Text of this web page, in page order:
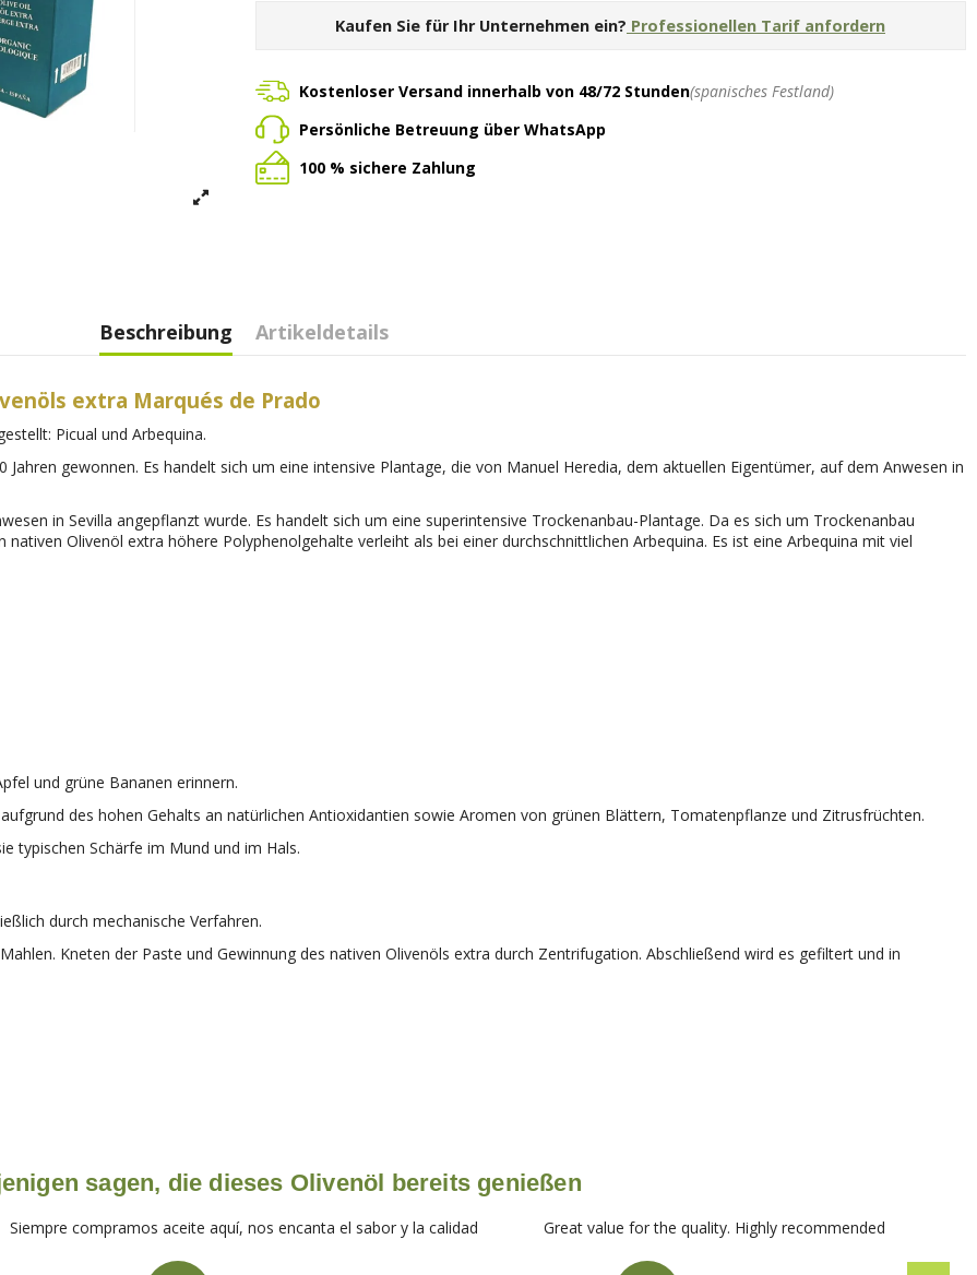
Kaufen Sie für Ihr Unternehmen ein? Professionellen Tarif anfordern
Kostenloser Versand innerhalb von 48/72 Stunden(spanisches Festland)
Persönliche Betreuung über WhatsApp
100 % sichere Zahlung
Beschreibung Artikeldetails
extra Marqués de Prado
Picual und Arbequina.
gewonnen. Es handelt sich um eine intensive Plantage, die von Manuel Heredia, dem aktuellen Eigentümer, auf dem Anwesen in
in Sevilla angepflanzt wurde. Es handelt sich um eine superintensive Trockenanbau-Plantage. Da es sich um Trockenanbau
Olivenöl extra höhere Polyphenolgehalte verleiht als bei einer durchschnittlichen Arbequina. Es ist eine Arbequina mit viel
und grüne Bananen erinnern.
des hohen Gehalts an natürlichen Antioxidantien sowie Aromen von grünen Blättern, Tomatenpflanze und Zitrusfrüchten.
typischen Schärfe im Mund und im Hals.
durch mechanische Verfahren.
Kneten der Paste und Gewinnung des nativen Olivenöls extra durch Zentrifugation. Abschließend wird es gefiltert und in
sagen, die dieses Olivenöl bereits genießen
Siempre compramos aceite aquí, nos encanta el sabor y la calidad Great value for the quality. Highly recommended